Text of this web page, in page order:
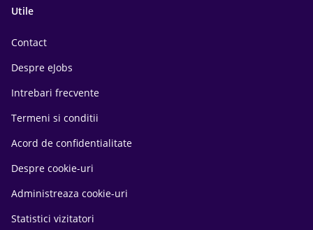
Utile
Contact
Despre eJobs
Intrebari frecvente
Termeni si conditii
Acord de confidentialitate
Despre cookie-uri
Administreaza cookie-uri
Statistici vizitatori